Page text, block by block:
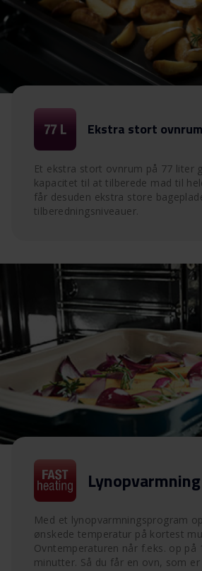
Ekstra stort ovnrum
Et ekstra stort ovnrum på 77 liter
kapacitet til at tilberede mad til
får desuden ekstra store
tilberedningsniveauer.
Lynopvarmning
Med et lynopvarmningsprogram
ønskede temperatur på kortest
Ovntemperaturen når f.eks. op på
minutter. Så du får en ovn, som